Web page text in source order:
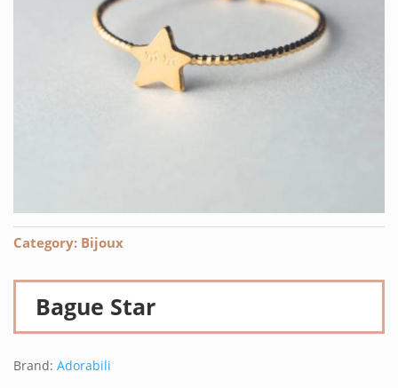
Category: Bijoux
Bague Star
Brand: Adorabili